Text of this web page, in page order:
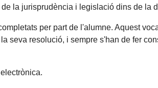
la jurisprudència i legislació dins de la
per part de l'alumne. Aquest
seva resolució, i sempre s'han de fer